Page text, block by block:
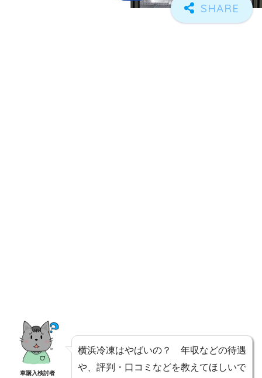
車購入検討者
横浜冷凍はやばいの？ 年収などの待遇
や、評判・口コミなどを教えてほしいで